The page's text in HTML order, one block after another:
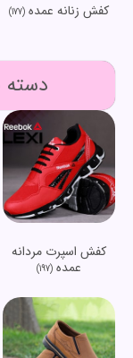
کفش زنانه عمده (177)
دسته
کفش اسپرت مردانه
عمده (197)